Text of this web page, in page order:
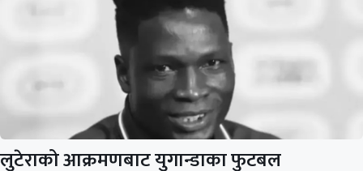
लुटेराको आक्रमणबाट युगान्डाका फुटबल